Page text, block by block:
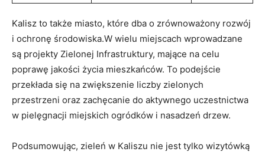
Kalisz to także miasto, które dba o zrównoważony rozwój
i‍ ochronę środowiska.W wielu miejscach wprowadzane
są projekty‌ Zielonej Infrastruktury, mające na celu
poprawę jakości ⁢życia mieszkańców. To podejście
przekłada się na ⁢zwiększenie liczby zielonych⁢
przestrzeni oraz zachęcanie do‌ aktywnego uczestnictwa
w pielęgnacji miejskich ogródków i nasadzeń drzew.
Podsumowując, zieleń w Kaliszu nie jest tylko wizytówką